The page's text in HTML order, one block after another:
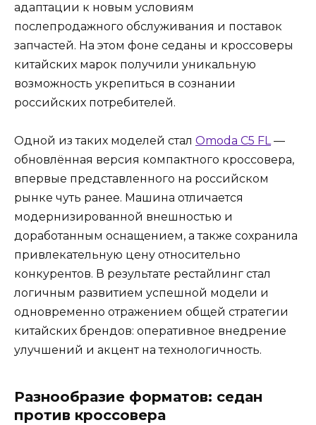
адаптации к новым условиям
послепродажного обслуживания и поставок
запчастей. На этом фоне седаны и кроссоверы
китайских марок получили уникальную
возможность укрепиться в сознании
российских потребителей.
Одной из таких моделей стал Omoda C5 FL—
обновлённая версия компактного кроссовера,
впервые представленного на российском
рынке чуть ранее. Машина отличается
модернизированной внешностью и
доработанным оснащением, а также сохранила
привлекательную цену относительно
конкурентов. В результате рестайлинг стал
логичным развитием успешной модели и
одновременно отражением общей стратегии
китайских брендов: оперативное внедрение
улучшений и акцент на технологичность.
Разнообразие форматов: седан
против кроссовера